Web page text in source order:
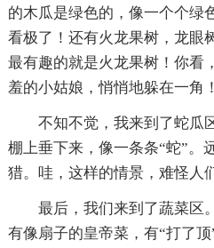
的木瓜是绿色的，像一个个绿
看极了！还有火龙果树，龙眼
最有趣的就是火龙果树！你看
羞的小姑娘，悄悄地躲在一角！
不知不觉，我来到了蛇瓜
棚上垂下来，像一条条“蛇”。
猎。哇，这样的情景，难怪人
最后，我们来到了蔬菜区
有像扇子的皇帝菜，有“打了